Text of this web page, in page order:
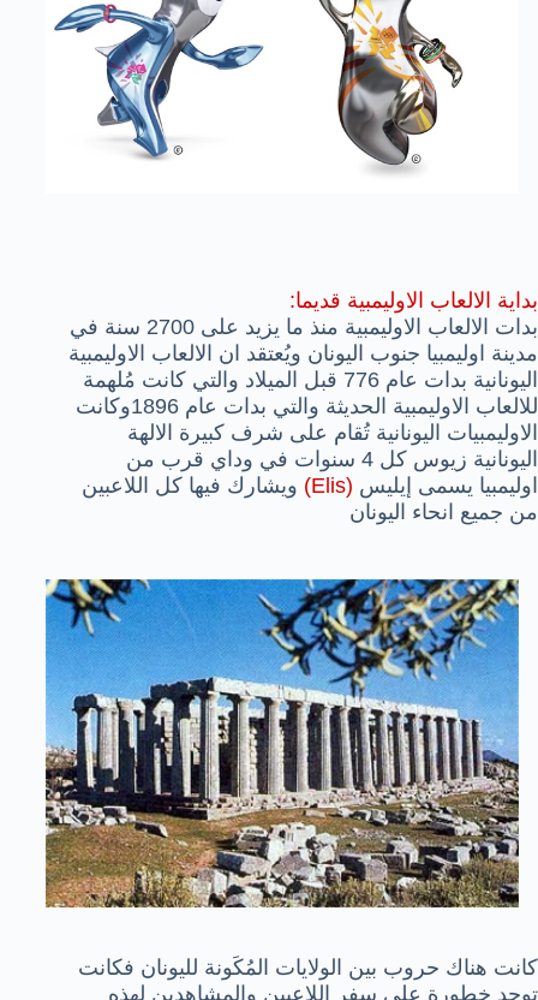
بداية الالعاب الاوليمبية قديما:
بدات الالعاب الاوليمبية منذ ما يزيد على 2700 سنة في
مدينة اوليمبيا جنوب اليونان ويُعتقد ان الالعاب الاوليمبية
اليونانية بدات عام 776 قبل الميلاد والتي كانت مُلهمة
للالعاب الاوليمبية الحديثة والتي بدات عام 1896وكانت
الاوليمبيات اليونانية تُقام على شرف كبيرة الالهة
اليونانية زيوس كل 4 سنوات في وداي قرب من
اوليمبيا يسمى إيليس (Elis)
ويشارك فيها كل اللاعبين
من جميع انحاء اليونان
كانت هناك حروب بين الولايات المُكَونة لليونان فكانت
توجد خطورة على سفر اللاعبين والمشاهدين لهذه